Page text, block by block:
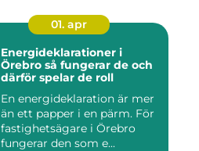
01. apr
Energideklarationer i
Örebro så fungerar de och
därför spelar de roll
En energideklaration är mer
än ett papper i en pärm. För
fastighetsägare i Örebro
fungerar den som e...